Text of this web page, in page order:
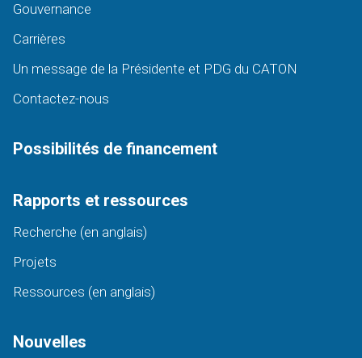
Gouvernance
Carrières
Un message de la Présidente et PDG du CATON
Contactez-nous
Possibilités de financement
Rapports et ressources
Recherche (en anglais)
Projets
Ressources (en anglais)
Nouvelles